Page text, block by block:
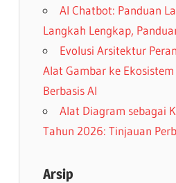
AI Chatbot: Panduan
Langkah Lengkap,
Evolusi Arsitektur
Alat Gambar ke
Berbasis AI
Alat Diagram sebagai
Tahun 2026: Tinjauan
Arsip